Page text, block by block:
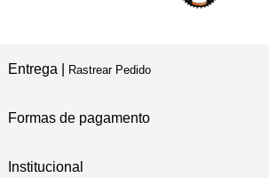
Entrega | Rastrear Pedido
Formas de pagamento
Institucional